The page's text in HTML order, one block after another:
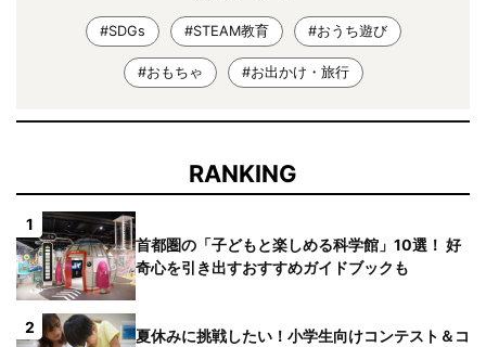
#SDGs #STEAM教育 #おうち遊び
#おもちゃ #お出かけ・旅行
RANKING
1
首都圏の「子どもと楽しめる科学館」10選！ 好
奇心を引き出すおすすめガイドブックも
2
夏休みに挑戦したい！小学生向けコンテスト＆コ